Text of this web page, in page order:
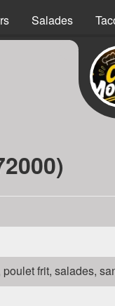
Salades
frit, salades,